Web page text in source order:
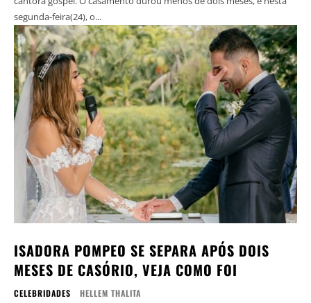
segunda-feira(24), o...
ISADORA POMPEO SE SEPARA APÓS DOIS
MESES DE CASÓRIO, VEJA COMO FOI
CELEBRIDADES HELLEM THALITA